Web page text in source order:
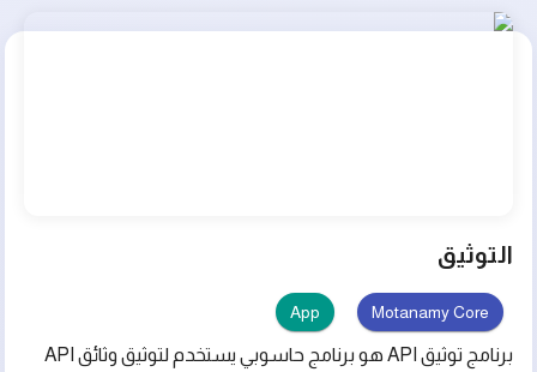
التوثيق
Motanamy Core
App
برنامج توثيق API هو برنامج حاسوبي يستخدم لتوثيق وثائق API